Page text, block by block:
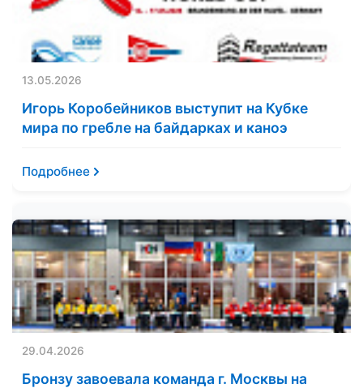
13.05.2026
Игорь Коробейников выступит на Кубке
мира по гребле на байдарках и каноэ
Подробнее
29.04.2026
Бронзу завоевала команда г. Москвы на